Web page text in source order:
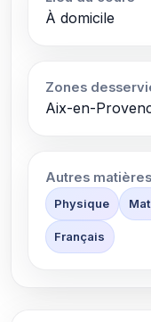
À domicile
Zones
Aix-en-
Autres matières
Physique
Français